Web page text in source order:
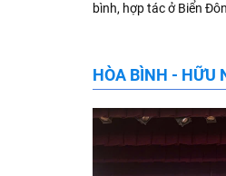
bình, hợp tác ở Biển
HÒA BÌNH - HỮU